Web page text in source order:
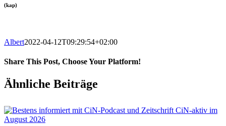
(kap)
Albert2022-04-12T09:29:54+02:00
Share This Post, Choose Your Platform!
Facebook
X
WhatsApp
Pinterest
E-
Mail
Ähnliche Beiträge